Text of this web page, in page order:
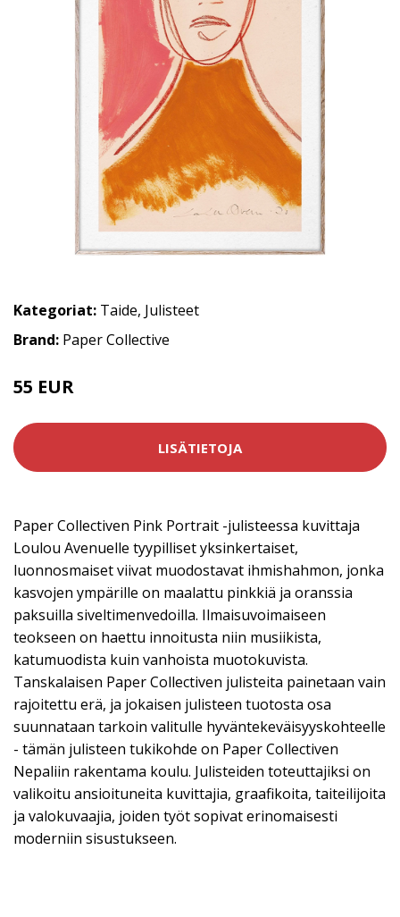
Kategoriat: Taide, Julisteet
Brand: Paper Collective
55 EUR
LISÄTIETOJA
Paper Collectiven Pink Portrait -julisteessa kuvittaja
Loulou Avenuelle tyypilliset yksinkertaiset,
luonnosmaiset viivat muodostavat ihmishahmon, jonka
kasvojen ympärille on maalattu pinkkiä ja oranssia
paksuilla siveltimenvedoilla. Ilmaisuvoimaiseen
teokseen on haettu innoitusta niin musiikista,
katumuodista kuin vanhoista muotokuvista.
Tanskalaisen Paper Collectiven julisteita painetaan vain
rajoitettu erä, ja jokaisen julisteen tuotosta osa
suunnataan tarkoin valitulle hyväntekeväisyyskohteelle
- tämän julisteen tukikohde on Paper Collectiven
Nepaliin rakentama koulu. Julisteiden toteuttajiksi on
valikoitu ansioituneita kuvittajia, graafikoita, taiteilijoita
ja valokuvaajia, joiden työt sopivat erinomaisesti
moderniin sisustukseen.